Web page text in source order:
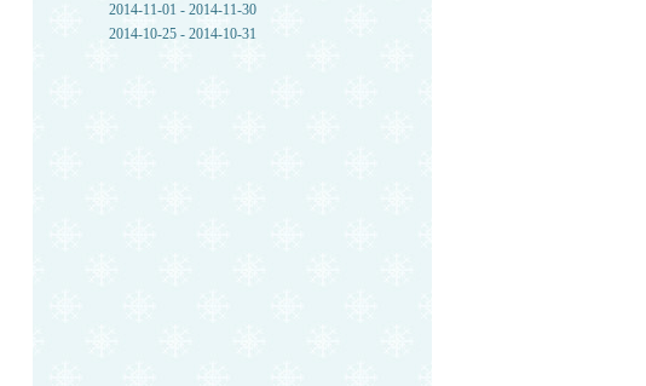
2014-11-01 - 2014-11-30
2014-10-25 - 2014-10-31